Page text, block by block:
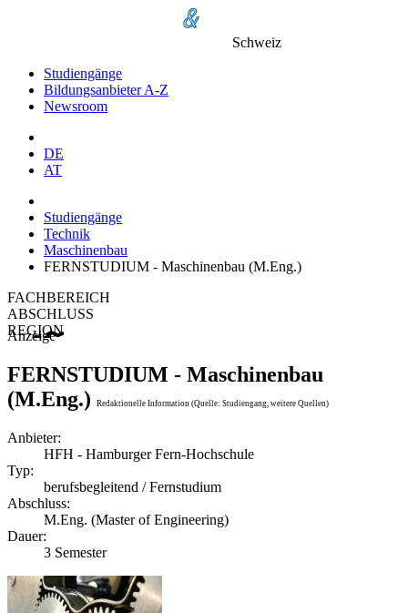
Schweiz
Studiengänge
Bildungsanbieter A-Z
Newsroom
DE
AT
Studiengänge
Technik
Maschinenbau
FERNSTUDIUM - Maschinenbau (M.Eng.)
FACHBEREICH
ABSCHLUSS
REGION
Anzeige
FERNSTUDIUM - Maschinenbau
(M.Eng.)
Redaktionelle Information (Quelle: Studiengang, weitere Quellen)
Anbieter:
HFH - Hamburger Fern-Hochschule
Typ:
berufsbegleitend / Fernstudium
Abschluss:
M.Eng. (Master of Engineering)
Dauer:
3 Semester